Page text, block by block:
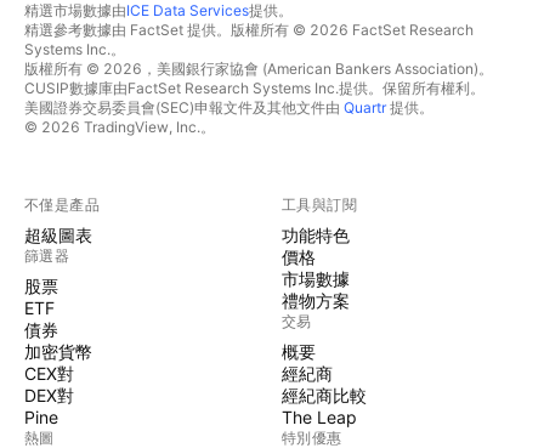
精選市場數據由ICE Data Services提供。
精選參考數據由 FactSet 提供。版權所有 © 2026 FactSet Research
Systems Inc.。
版權所有 © 2026，美國銀行家協會 (American Bankers Association)。
CUSIP數據庫由FactSet Research Systems Inc.提供。保留所有權利。
美國證券交易委員會(SEC)申報文件及其他文件由 Quartr提供。
© 2026 TradingView, Inc.。
不僅是產品
超級圖表
篩選器
股票
ETF
債券
加密貨幣
CEX對
DEX對
Pine
熱圖
工具與訂閱
功能特色
價格
市場數據
禮物方案
交易
概要
經紀商
經紀商比較
The Leap
特別優惠